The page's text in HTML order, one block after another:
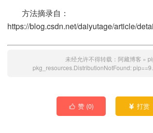
方法摘录自：
https://blog.csdn.net/daiyutage/article/
未经允许不得转载： 阿藏博客 »
pkg_resources.DistributionNotFound:
 赞 (0)  打赏